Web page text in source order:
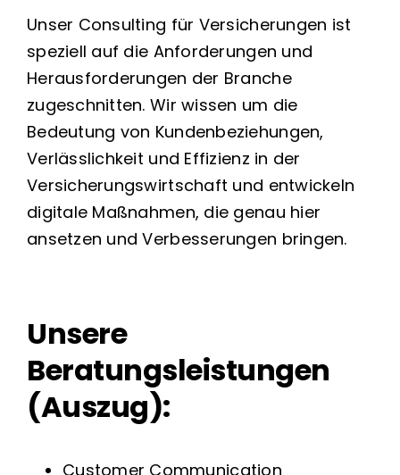
Unser Consulting für Versicherungen ist
speziell auf die Anforderungen und
Herausforderungen der Branche
zugeschnitten. Wir wissen um die
Bedeutung von Kundenbeziehungen,
Verlässlichkeit und Effizienz in der
Versicherungswirtschaft und entwickeln
digitale Maßnahmen, die genau hier
ansetzen und Verbesserungen bringen.
Unsere
Beratungsleistungen
(Auszug):
Customer Communication